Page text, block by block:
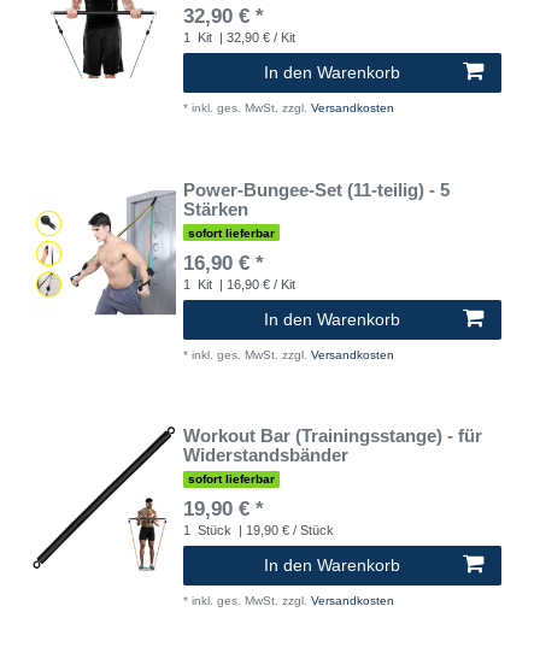
32,90 € *
1 Kit | 32,90 € / Kit
In den Warenkorb
* inkl. ges. MwSt. zzgl. Versandkosten
Power-Bungee-Set (11-teilig) - 5
Stärken
sofort lieferbar
16,90 € *
1 Kit | 16,90 € / Kit
In den Warenkorb
* inkl. ges. MwSt. zzgl. Versandkosten
Workout Bar (Trainingsstange) - für
Widerstandsbänder
sofort lieferbar
19,90 € *
1 Stück | 19,90 € / Stück
In den Warenkorb
* inkl. ges. MwSt. zzgl. Versandkosten